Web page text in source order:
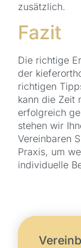
zusätzlich.
Fazit
Die richtige
der
richtigen
kann die Zeit
erfolgreich
stehen wir
Vereinbaren
Praxis, um
individuelle